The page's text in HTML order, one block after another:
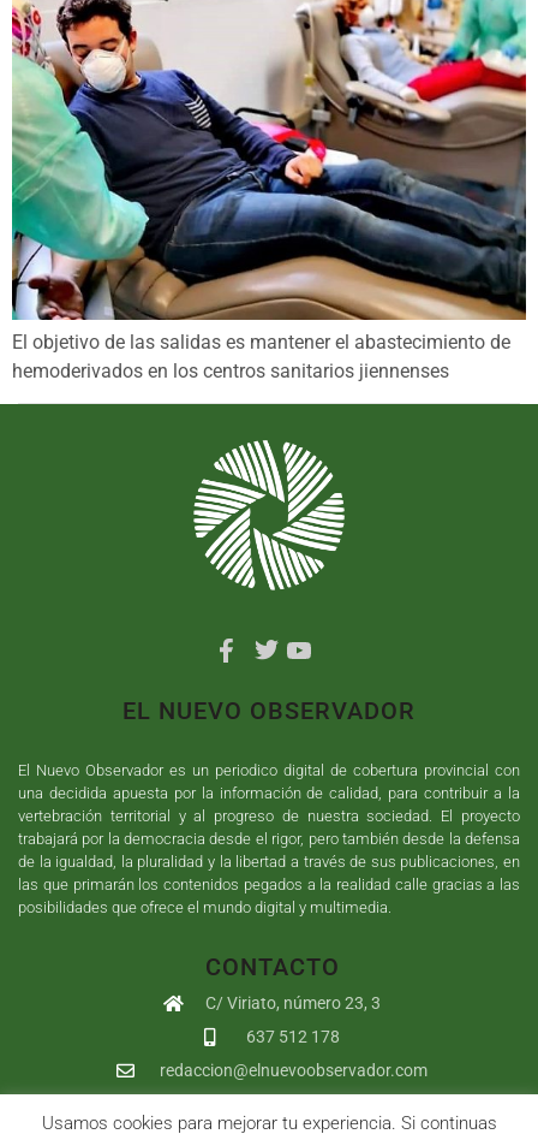
El objetivo de las salidas es mantener el abastecimiento de
hemoderivados en los centros sanitarios jiennenses
EL NUEVO OBSERVADOR
El Nuevo Observador es un periodico digital de cobertura provincial con
una decidida apuesta por la información de calidad, para contribuir a la
vertebración territorial y al progreso de nuestra sociedad. El proyecto
trabajará por la democracia desde el rigor, pero también desde la defensa
de la igualdad, la pluralidad y la libertad a través de sus publicaciones, en
las que primarán los contenidos pegados a la realidad calle gracias a las
posibilidades que ofrece el mundo digital y multimedia.
CONTACTO
C/ Viriato, número 23, 3
637 512 178
redaccion@elnuevoobservador.com
Usamos cookies para mejorar tu experiencia. Si continuas